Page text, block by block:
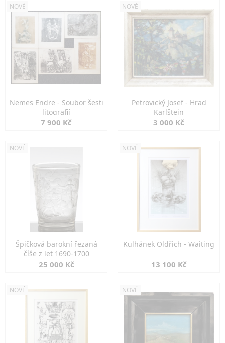
NOVÉ
Nemes Endre - Soubor šesti
litografií
7 900 Kč
NOVÉ
Petrovický Josef - Hrad
Karlštejn
3 000 Kč
NOVÉ
Špičková barokní řezaná
číše z let 1690-1700
25 000 Kč
NOVÉ
Kulhánek Oldřich - Waiting
13 100 Kč
NOVÉ NOVÉ